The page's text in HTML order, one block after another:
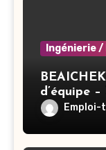
Ingénierie
d’équipe
Emploi-